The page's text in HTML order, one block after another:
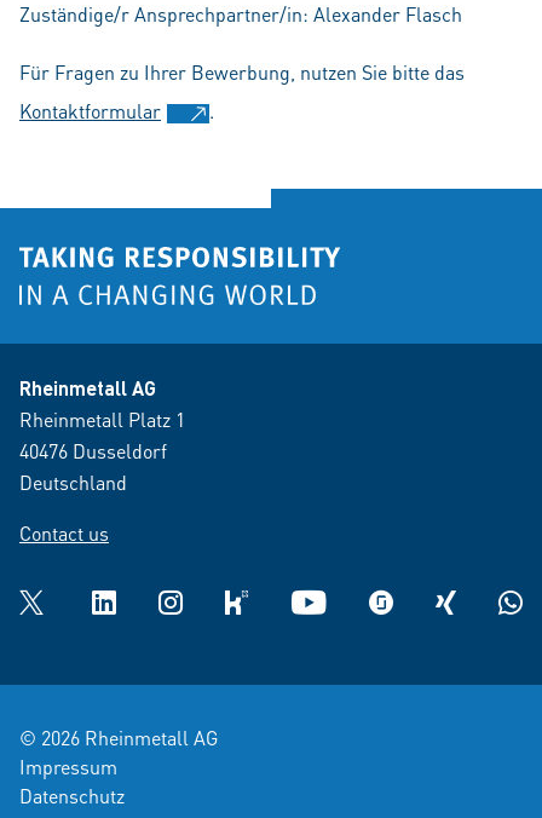
Zuständige/r Ansprechpartner/in: Alexander Flasch
Für Fragen zu Ihrer Bewerbung, nutzen Sie bitte das
Kontaktformular
.
Rheinmetall AG
Rheinmetall Platz 1
40476 Dusseldorf
Deutschland
Contact us
Twitter LinkedInInstagramkununu YouTube glassdoorXING
© 2026 Rheinmetall AG
Impressum
Datenschutz